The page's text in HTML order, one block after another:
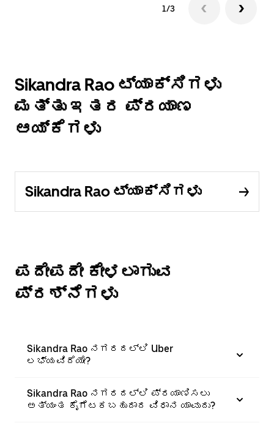
1/3
Sikandra Rao ಟ್ಯಾಕ್ಸಿಗಳು
ಮತ್ತು ಇತರ ಪ್ರಯಾಣ
ಆಯ್ಕೆಗಳು
Sikandra Rao ಟ್ಯಾಕ್ಸಿಗಳು
ಪದೇಪದೇ ಕೇಳಲಾಗುವ
ಪ್ರಶ್ನೆಗಳು
Sikandra Rao ನಗರದಲ್ಲಿ Uber
ಲಭ್ಯವಿದೆಯೇ?
Sikandra Rao ನಗರದಲ್ಲಿ ಪ್ರಯಾಣಿಸಲು
ಅತ್ಯಂತ ಕೈಗೆಟಕಬಹುದಾದ ವಿಧಾನ ಯಾವುದು?